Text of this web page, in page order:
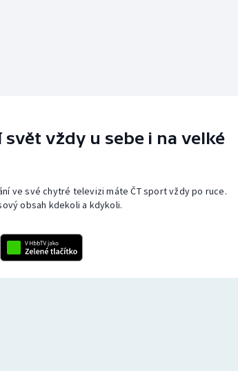
vždy u sebe i na velké
ve své chytré televizi máte ČT sport vždy po ruce.
obsah kdekoli a kdykoli.